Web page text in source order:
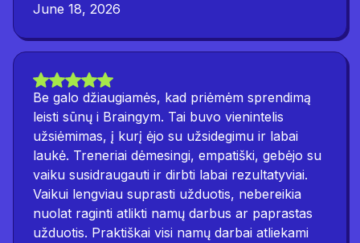
June 18, 2026
Be galo džiaugiamės, kad priėmėm sprendimą
leisti sūnų i Braingym. Tai buvo vienintelis
užsiėmimas, į kurį ėjo su užsidegimu ir labai
laukė. Treneriai dėmesingi, empatiški, gebėjo su
vaiku susidraugauti ir dirbti labai rezultatyviai.
Vaikui lengviau suprasti užduotis, nebereikia
nuolat raginti atlikti namų darbus ar paprastas
užduotis. Praktiškai visi namų darbai atliekami